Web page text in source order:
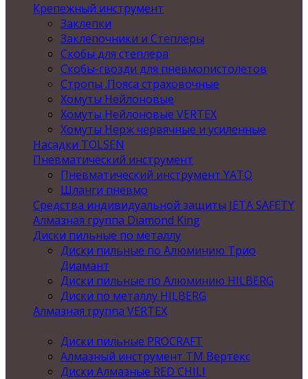
Крепежный инструмент
Заклепки
Заклепочники и Степлеры
Скобы для степлера
Скобы-гвозди для пневмопистолетов
Стропы .Пояса страховочные
Хомуты Нейлоновые
Хомуты Нейлоновые VERTEX
Хомуты Нерж червячные и усиленные
Насадки TOLSEN
Пневматический инструмент
Пневматический инструмент YATO
Шланги пневмо
Средства индивидуальной защиты JETA SAFETY
Алмазная группа Diamond King
Диски пильные по металлу
Диски пильные по Алюминию Трио
Диамант
Диски пильные по Алюминию HILBERG
Диски по металлу HILBERG
Алмазная группа VERTEX
Диски пильные PROCRAFT
Алмазный инструмент ТМ Вертекс
Диски Алмазные RED CHILI